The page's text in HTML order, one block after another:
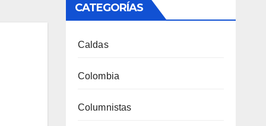
CATEGORÍAS
Caldas
Colombia
Columnistas